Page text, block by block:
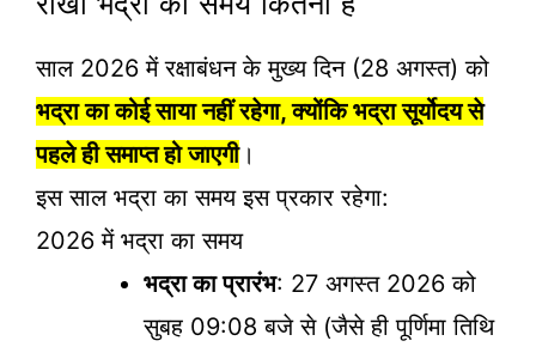
साल 2026 में रक्षाबंधन के मुख्य दिन (28 अगस्त) को
भद्रा का कोई साया नहीं रहेगा, क्योंकि भद्रा सूर्योदय से
पहले ही समाप्त हो जाएगी।
इस साल भद्रा का समय इस प्रकार रहेगा:
2026 में भद्रा का समय
भद्रा का प्रारंभ: 27 अगस्त 2026 को
सुबह 09:08 बजे से (जैसे ही पूर्णिमा तिथि